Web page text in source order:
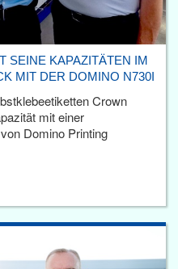
SEINE KAPAZITÄTEN IM
MIT DER DOMINO N730I
Crown
mit einer
Domino Printing